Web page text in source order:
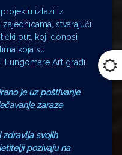
izlazi iz
stvarajući
put, koji donosi
koja su
Lungomare Art gradi
je uz poštivanje
zaraze
svojih
pozivaju na